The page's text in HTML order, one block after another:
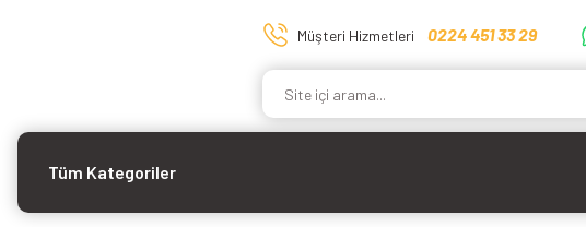
Müşteri Hizmetleri 0224 451 33 29
Tüm Kategoriler